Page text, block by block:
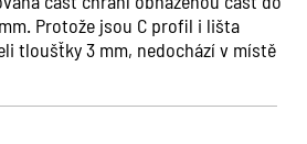
Protože jsou C profil i lišta
tloušťky 3 mm, nedochází v místě